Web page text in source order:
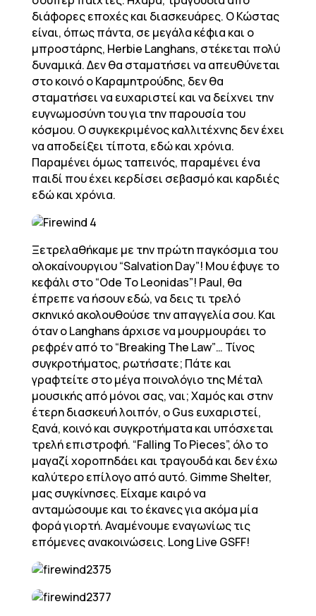
διάφορες εποχές και διασκευάρες. Ο Κώστας
είναι, όπως πάντα, σε μεγάλα κέφια και ο
μπροστάρης, Herbie Langhans, στέκεται πολύ
δυναμικά. Δεν θα σταματήσει να απευθύνεται
στο κοινό ο Καραμητρούδης, δεν θα
σταματήσει να ευχαριστεί και να δείχνει την
ευγνωμοσύνη του για την παρουσία του
κόσμου. Ο συγκεκριμένος καλλιτέχνης δεν έχει
να αποδείξει τίποτα, εδώ και χρόνια.
Παραμένει όμως ταπεινός, παραμένει ένα
παιδί που έχει κερδίσει σεβασμό και καρδιές
εδώ και χρόνια.
Ξετρελαθήκαμε με την πρώτη παγκόσμια του
ολοκαίνουργιου “Salvation Day”! Μου έφυγε το
κεφάλι στο “Ode To Leonidas”! Paul, θα
έπρεπε να ήσουν εδώ, να δεις τι τρελό
σκηνικό ακολουθούσε την απαγγελία σου. Και
όταν ο Langhans άρχισε να μουρμουράει το
ρεφρέν από το “Breaking The Law”… Τίνος
συγκροτήματος, ρωτήσατε; Πάτε και
γραφτείτε στο μέγα ποινολόγιο της Μέταλ
μουσικής από μόνοι σας, ναι; Χαμός και στην
έτερη διασκευή λοιπόν, ο Gus ευχαριστεί,
ξανά, κοινό και συγκροτήματα και υπόσχεται
τρελή επιστροφή. “Falling To Pieces”, όλο το
μαγαζί χοροπηδάει και τραγουδά και δεν έχω
καλύτερο επίλογο από αυτό. Gimme Shelter,
μας συγκίνησες. Είχαμε καιρό να
ανταμώσουμε και το έκανες για ακόμα μία
φορά γιορτή. Αναμένουμε εναγωνίως τις
επόμενες ανακοινώσεις. Long Live GSFF!